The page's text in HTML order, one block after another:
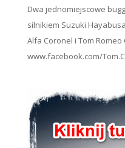
Dwa jednomiejscowe
silnikiem Suzuki
Alfa Coronel i Tom Romeo
www.facebook.com/